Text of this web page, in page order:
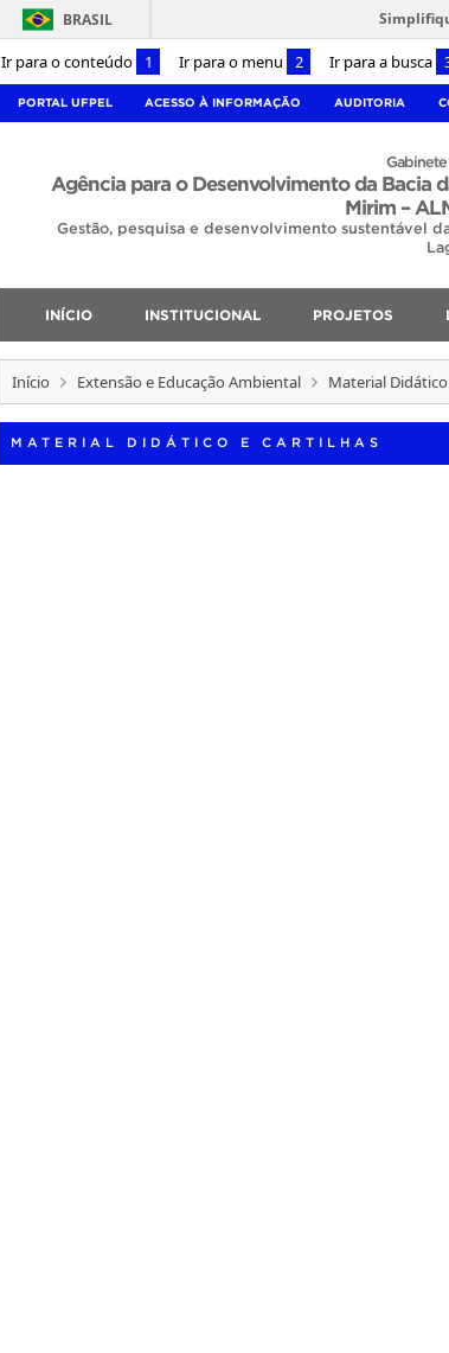
Ir para o conteúdo 1 Ir para o menu 2 Ir para a busca
BRASIL
PORTAL UFPEL ACESSO À INFORMAÇÃO AUDITORIA
Agência para o Desenvolvimento da Bacia
Mirim –
Gestão, pesquisa e desenvolvimento sustentável
INÍCIO INSTITUCIONAL PROJETOS
Início Extensão e Educação Ambiental Material
MATERIAL DIDÁTICO E CARTILHAS